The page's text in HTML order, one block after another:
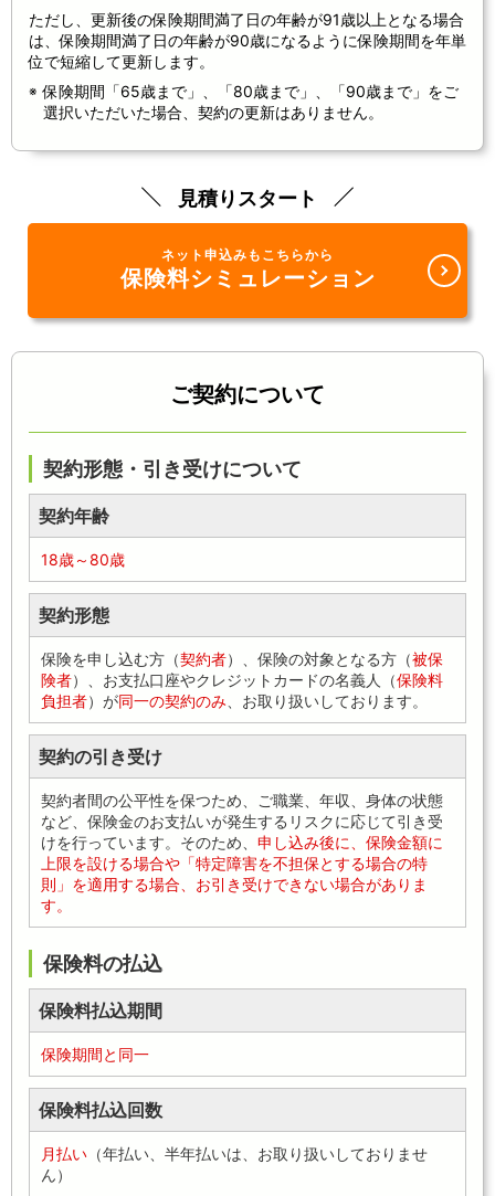
ただし、更新後の保険期間満了日の年齢が91歳以上となる場合
は、保険期間満了日の年齢が90歳になるように保険期間を年単
位で短縮して更新します。
保険期間「65歳まで」、「80歳まで」、「90歳まで」をご
選択いただいた場合、契約の更新はありません。
見積りスタート
ネット申込みもこちらから
保険料シミュレーション
ご契約について
契約形態・引き受けについて
契約年齢
18歳～80歳
契約形態
保険を申し込む方（契約者）、保険の対象となる方（被保
険者）、お支払口座やクレジットカードの名義人（保険料
負担者）が同一の契約のみ 、お取り扱いしております。
契約の引き受け
契約者間の公平性を保つため、ご職業、年収、身体の状態
など、保険金のお支払いが発生するリスクに応じて引き受
けを行っています。そのため、 申し込み後に、保険金額に
上限を設ける場合や「特定障害を不担保とする場合の特
則」を適用する場合、お引き受けできない場合がありま
す。
保険料の払込
保険料払込期間
保険期間と同一
保険料払込回数
月払い （年払い、半年払いは、お取り扱いしておりませ
ん）